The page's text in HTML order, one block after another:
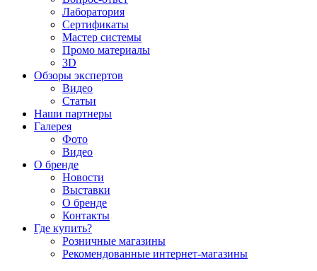
Лаборатория
Сертификаты
Мастер системы
Промо материалы
3D
Обзоры экспертов
Видео
Статьи
Наши партнеры
Галерея
Фото
Видео
О бренде
Новости
Выставки
О бренде
Контакты
Где купить?
Розничные магазины
Рекомендованные интернет-магазины